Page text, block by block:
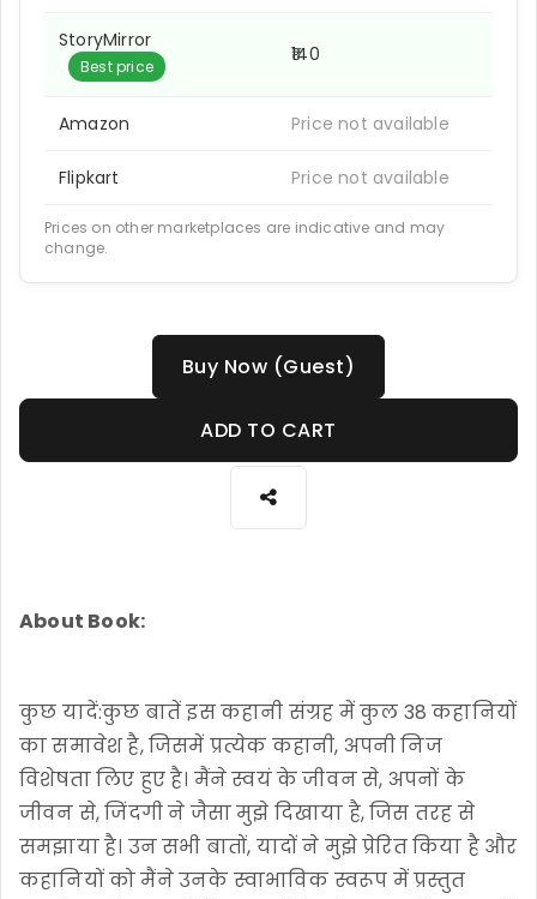
StoryMirror
Best price
₹140
Amazon Price not available
Flipkart Price not available
Prices on other marketplaces are indicative and may
change.
Buy Now (Guest)
ADD TO CART
About Book:
कुछ यादें:कुछ बातें इस कहानी संग्रह में कुल 38 कहानियों
का समावेश है, जिसमें प्रत्येक कहानी, अपनी निज
विशेषता लिए हुए है। मैंने स्वयं के जीवन से, अपनों के
जीवन से, जिंदगी ने जैसा मुझे दिखाया है, जिस तरह से
समझाया है। उन सभी बातों, यादों ने मुझे प्रेरित किया है और
कहानियों को मैंने उनके स्वाभाविक स्वरूप में प्रस्तुत